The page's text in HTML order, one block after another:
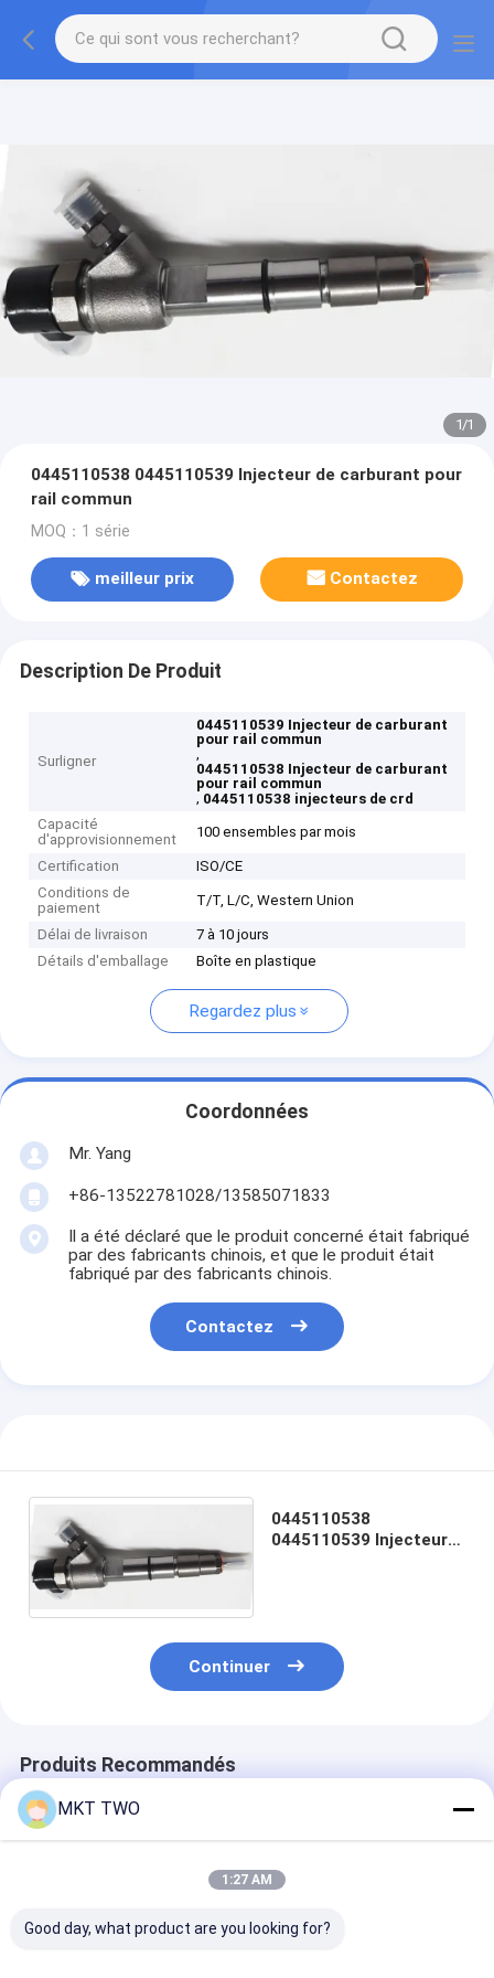
1/1
0445110538 0445110539 Injecteur de carburant pour
rail commun
MOQ：1 série
meilleur prix Contactez
Description De Produit
Surligner
0445110539 Injecteur de carburant
pour rail commun
,
0445110538 Injecteur de carburant
pour rail commun
, 0445110538 injecteurs de crd
Capacité
d'approvisionnement
100 ensembles par mois
Certification
ISO/CE
Conditions de
paiement
T/T, L/C, Western Union
Délai de livraison
7 à 10 jours
Détails d'emballage
Boîte en plastique
Regardez plus
Coordonnées
Mr. Yang
+86-13522781028/13585071833
Il a été déclaré que le produit concerné était fabriqué
par des fabricants chinois, et que le produit était
fabriqué par des fabricants chinois.
Contactez
0445110538
0445110539 Injecteur
Continuer
Produits Recommandés
MKT TWO
1:27 AM
Good day, what product are you looking for?